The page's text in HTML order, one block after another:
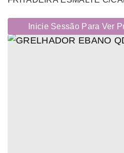
Inicie Sessão Para Ver